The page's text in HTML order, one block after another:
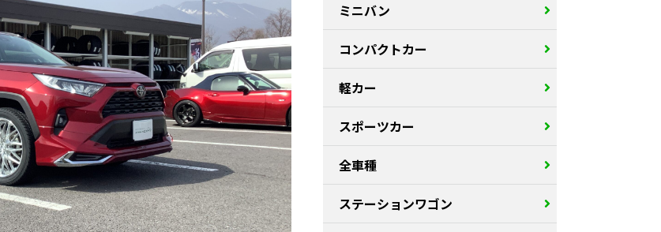
ミニバン
コンパクトカー
軽カー
スポーツカー
全車種
ステーションワゴン